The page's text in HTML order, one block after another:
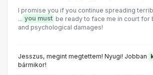
I promise you if you continue spreading
... you must be ready to face me in court for
and psychoIogicaI damages!
Jesszus, megint megtettem! Nyugi! Jobban
bármikor!